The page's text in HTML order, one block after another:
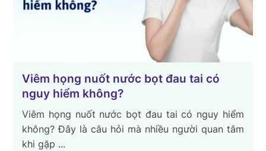
Viêm họng nuốt nước bọt đau tai có
nguy hiểm không?
Viêm họng nuốt nước bọt đau tai có nguy hiểm
không? Đây là câu hỏi mà nhiều người quan tâm
khi gặp ...